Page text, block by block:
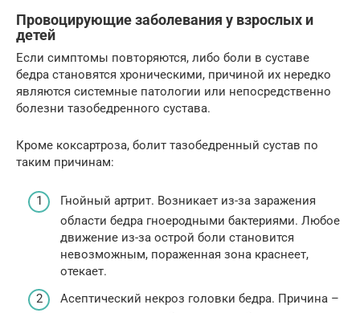
Провоцирующие заболевания у взрослых и
детей
Если симптомы повторяются, либо боли в суставе
бедра становятся хроническими, причиной их нередко
являются системные патологии или непосредственно
болезни тазобедренного сустава.
Кроме коксартроза, болит тазобедренный сустав по
таким причинам:
Гнойный артрит. Возникает из-за заражения
области бедра гноеродными бактериями. Любое
движение из-за острой боли становится
невозможным, пораженная зона краснеет,
отекает.
Асептический некроз головки бедра. Причина –